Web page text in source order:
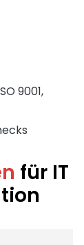
9001,
für IT